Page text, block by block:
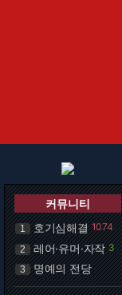
커뮤니티
1 호기심해결 1074
2 레어·유머·자작 3
3 명예의 전당